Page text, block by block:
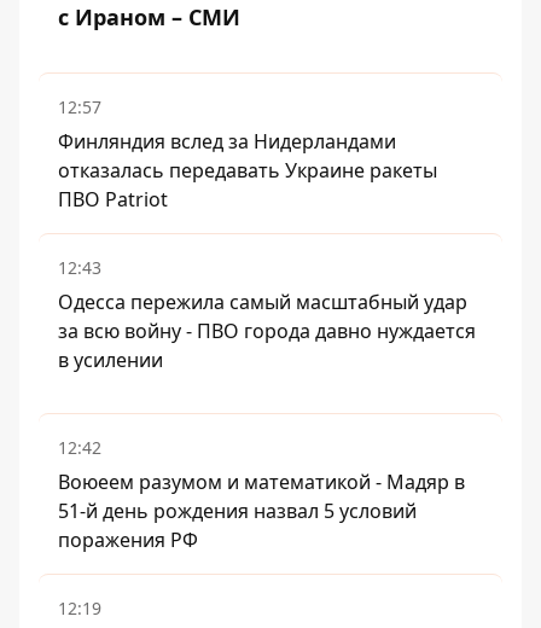
с Ираном – СМИ
12:57
Финляндия вслед за Нидерландами
отказалась передавать Украине ракеты
ПВО Patriot
12:43
Одесса пережила самый масштабный удар
за всю войну - ПВО города давно нуждается
в усилении
12:42
Воюеем разумом и математикой - Мадяр в
51-й день рождения назвал 5 условий
поражения РФ
12:19